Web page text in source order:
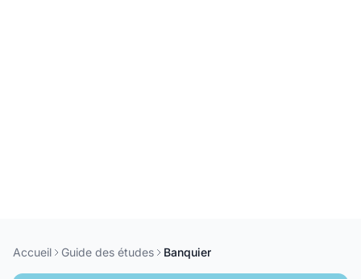
Accueil Guide des études Banquier